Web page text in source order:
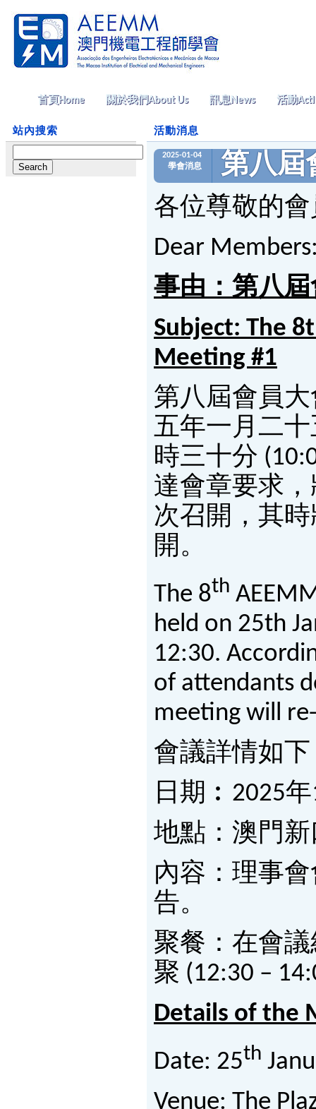
首頁Home 關於我們About Us 訊息News 活動
站內搜索
for:
活動消息
2025-01-04
學會消息
第八屆
各位尊敬的
Dear
事由：第八
Subject: The
Meeting #1
第八屆會員
五年一月二
時三十分
達會章要求
次召開，其
開。
The 8th
held on 25th
12:30.
of attendants
meeting will
會議詳情如下
日期︰2025
地點：澳門
內容：理事
告。
聚餐：在會
聚 (12:30 –
Details of the
Date: 25th
Venue: The